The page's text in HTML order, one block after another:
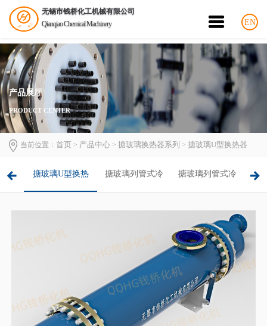
无锡市钱桥化工机械有限公司
Qianqiao Chemical Machinery
EN
产品展厅
PRODUCT CENTER
当前位置： 首页 > 产品中心 > 搪玻璃换热器系列 > 搪玻璃U型换热器
凝 搪玻璃U型换热
器
搪玻璃列管式冷
凝器（内搪瓷）
搪玻璃列管式冷
凝器（外搪瓷）
搪